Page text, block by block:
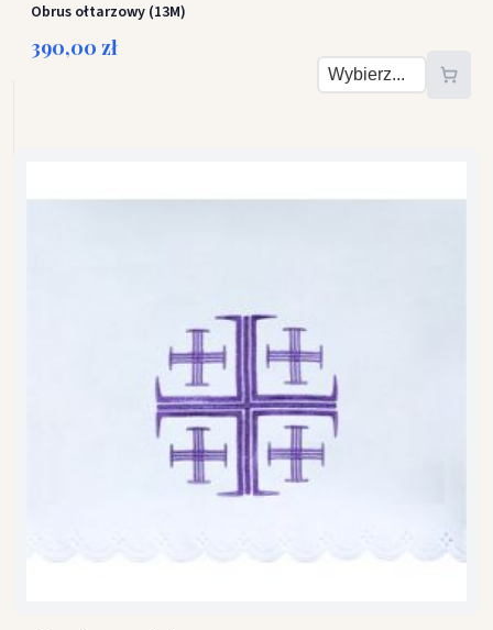
Obrus ołtarzowy (13M)
390,00 zł